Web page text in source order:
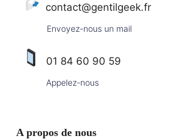
contact@gentilgeek.fr
Envoyez-nous un mail
01 84 60 90 59
Appelez-nous
A propos de nous